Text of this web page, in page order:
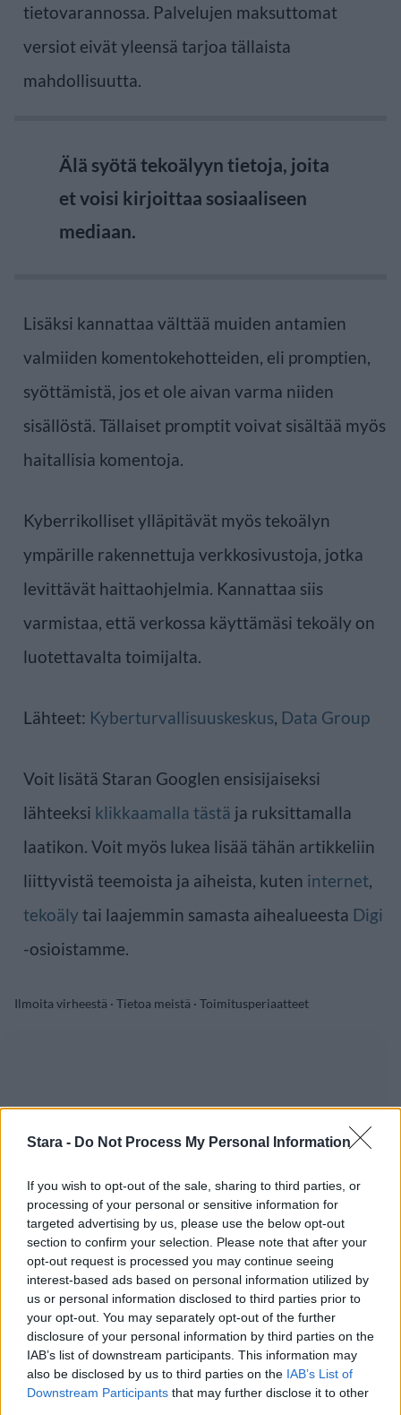
Stara - Do Not Process My Personal Information
If you wish to opt-out of the sale, sharing to third parties, or
processing of your personal or sensitive information for
targeted advertising by us, please use the below opt-out
section to confirm your selection. Please note that after your
opt-out request is processed you may continue seeing
interest-based ads based on personal information utilized by
us or personal information disclosed to third parties prior to
your opt-out. You may separately opt-out of the further
disclosure of your personal information by third parties on the
IAB’s list of downstream participants. This information may
also be disclosed by us to third parties on the IAB’s List of
Downstream Participants that may further disclose it to other
tietovarannossa. Palvelujen maksuttomat
versiot eivät yleensä tarjoa tällaista
mahdollisuutta.
Älä syötä tekoälyyn tietoja, joita
et voisi kirjoittaa sosiaaliseen
mediaan.
Lisäksi kannattaa välttää muiden antamien
valmiiden komentokehotteiden, eli promptien,
syöttämistä, jos et ole aivan varma niiden
sisällöstä. Tällaiset promptit voivat sisältää myös
haitallisia komentoja.
Kyberrikolliset ylläpitävät myös tekoälyn
ympärille rakennettuja verkkosivustoja, jotka
levittävät haittaohjelmia. Kannattaa siis
varmistaa, että verkossa käyttämäsi tekoäly on
luotettavalta toimijalta.
Lähteet: Kyberturvallisuuskeskus, Data Group
Voit lisätä Staran Googlen ensisijaiseksi
lähteeksi klikkaamalla tästä ja ruksittamalla
laatikon. Voit myös lukea lisää tähän artikkeliin
liittyvistä teemoista ja aiheista, kuten internet,
tekoäly tai laajemmin samasta aihealueesta Digi
-osioistamme.
Ilmoita virheestä · Tietoa meistä · Toimitusperiaatteet